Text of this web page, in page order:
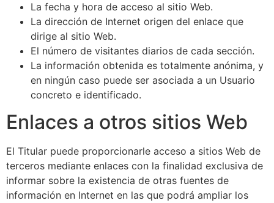
La fecha y hora de acceso al sitio Web.
La dirección de Internet origen del enlace que
dirige al sitio Web.
El número de visitantes diarios de cada sección.
La información obtenida es totalmente anónima, y
en ningún caso puede ser asociada a un Usuario
concreto e identificado.
Enlaces a otros sitios Web
El Titular puede proporcionarle acceso a sitios Web de
terceros mediante enlaces con la finalidad exclusiva de
informar sobre la existencia de otras fuentes de
información en Internet en las que podrá ampliar los